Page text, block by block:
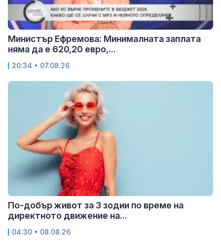
Министър Ефремова: Минималната заплата
няма да е 620,20 евро,...
20:34 • 07.08.26
По-добър живот за 3 зодии по време на
директното движение на...
04:30 • 08.08.26